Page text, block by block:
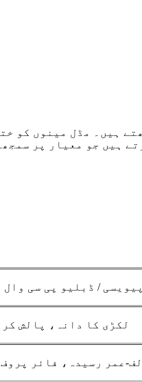
ہیں جو معیار پر
پیویسی / ڈبلیو پی سی وال
لکڑی کا دانہ، پالش